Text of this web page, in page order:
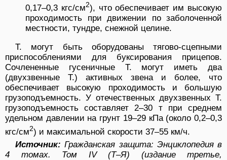
0,17–0,3 кгс/см2), что обеспечивает им высокую
проходимость при движении по заболоченной
местности, тундре, снежной целине.
Т. могут быть оборудованы тягово-сцепными
приспособлениями для буксирования прицепов.
Сочлененные гусеничные Т. могут иметь два
(двухзвенные Т.) активных звена и более, что
обеспечивает высокую проходимость и большую
грузоподъемность. У отечественных двухзвенных Т.
грузоподъемность составляет 2–30 т при среднем
удельном давлении на грунт 19–29 кПа (около 0,2–0,3
кгс/см2) и максимальной скорости 37–55 км/ч.
Источник: Гражданская защита: Энциклопедия в
4 томах. Том IV (Т–Я) (издание третье,